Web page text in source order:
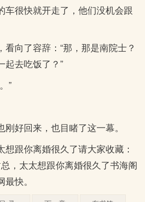
车很快就开走了，他们没机会跟
看向了容辞：“那，那是南院士？
起去吃饭了？”
”
好回来，也目睹了这一幕。
想跟你离婚很久了请大家收藏：
，太太想跟你离婚很久了书海阁
快。